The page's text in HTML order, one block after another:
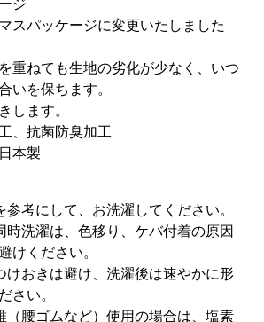
ジ
スパッケージに変更いたしました
重ねても生地の劣化が少なく、いつ
いを保ちます。
します。
、抗菌防臭加工
本製
考にして、お洗濯してください。
時洗濯は、色移り、ケバ付着の原因
けください。
けおきは避け、洗濯後は速やかに形
さい。
（腰ゴムなど）使用の場合は、塩素